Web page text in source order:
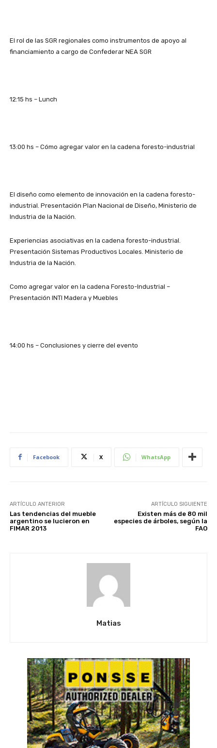
El rol de las SGR regionales como instrumentos de apoyo al
financiamiento a cargo de Confederar NEA SGR
12:15 hs – Lunch
13:00 hs – Cómo agregar valor en la cadena foresto-industrial
El diseño como elemento de innovación en la cadena foresto-
industrial. Presentación Plan Nacional de Diseño, Ministerio de
Industria de la Nación.
Experiencias asociativas en la cadena foresto-industrial.
Presentación Sistemas Productivos Locales. Ministerio de
Industria de la Nación.
Como agregar valor en la cadena Foresto-Industrial –
Presentación INTI Madera y Muebles
14:00 hs – Conclusiones y cierre del evento
Facebook X WhatsApp
ARTÍCULO ANTERIOR
Las tendencias del mueble
argentino se lucieron en
FIMAR 2013
ARTÍCULO SIGUIENTE
Existen más de 80 mil
especies de árboles, según la
FAO
Matias